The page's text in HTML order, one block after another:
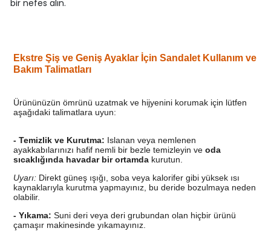
bir nefes alın.
Ekstre Şiş ve Geniş Ayaklar İçin Sandalet Kullanım ve
Bakım Talimatları
Ürününüzün ömrünü uzatmak ve hijyenini korumak için lütfen
aşağıdaki talimatlara uyun:
- Temizlik ve Kurutma: Islanan veya nemlenen
ayakkabılarınızı hafif nemli bir bezle temizleyin ve oda
sıcaklığında havadar bir ortamdakurutun.
Uyarı:Direkt güneş ışığı, soba veya kalorifer gibi yüksek ısı
kaynaklarıyla kurutma yapmayınız, bu deride bozulmaya neden
olabilir.
- Yıkama: Suni deri veya deri grubundan olan hiçbir ürünü
çamaşır makinesinde yıkamayınız.